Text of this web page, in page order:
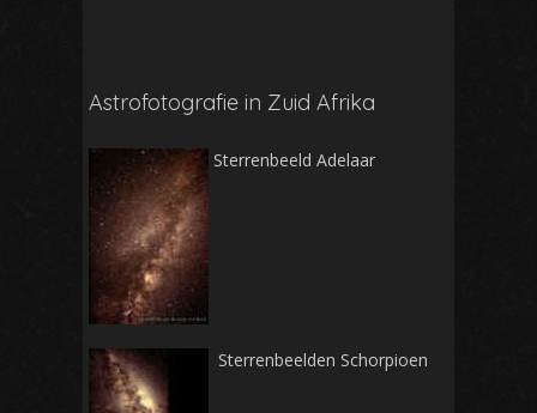
Astrofotografie in Zuid Afrika
Sterrenbeeld Adelaar
Sterrenbeelden Schorpioen